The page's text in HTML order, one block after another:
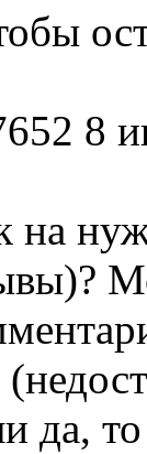
8
на
да, то